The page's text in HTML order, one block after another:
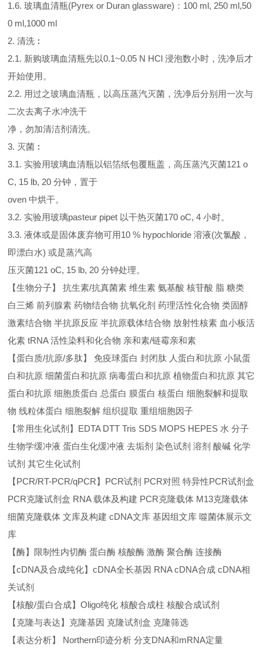
1.6. 玻璃血清瓶(Pyrex or Duran glassware)：100 ml, 250 ml,50
0 ml,1000 ml
2. 清洗︰
2.1. 新购玻璃血清瓶先以0.1~0.05 N HCl 浸泡数小时，洗净后才
开始使用。
2.2. 用过之玻璃血清瓶，以高压蒸汽灭菌，洗净后分别用一次与
二次去离子水冲洗干
净，勿加清洁剂清洗。
3. 灭菌︰
3.1. 实验用玻璃血清瓶以铝箔纸包覆瓶盖，高压蒸汽灭菌121 o
C, 15 lb, 20 分钟，置于
oven 中烘干。
3.2. 实验用玻璃pasteur pipet 以干热灭菌170 oC, 4 小时。
3.3. 液体或是固体废弃物可用10 % hypochloride 溶液(次氯酸，
即漂白水) 或是蒸汽高
压灭菌121 oC, 15 lb, 20 分钟处理。
【生物分子】 抗生素/抗真菌素 维生素 氨基酸 核苷酸 脂 糖类
白三烯 前列腺素 药物结合物 抗氧化剂 药理活性化合物 类固醇
激素结合物 半抗原反应 半抗原载体结合物 放射性核素 血小板活
化素 tRNA 活性染料和化合物 亲和素/链霉亲和素
【蛋白质/抗原/多肽】 免疫球蛋白 封闭肽 人蛋白和抗原 小鼠蛋
白和抗原 细菌蛋白和抗原 病毒蛋白和抗原 植物蛋白和抗原 其它
蛋白和抗原 细胞质蛋白 总蛋白 膜蛋白 核蛋白 细胞裂解和提取
物 线粒体蛋白 细胞裂解 组织提取 重组细胞因子
【常用生化试剂】EDTA DTT Tris SDS MOPS HEPES 水 分子
生物学缓冲液 蛋白生化缓冲液 去垢剂 染色试剂 溶剂 酸碱 化学
试剂 其它生化试剂
【PCR/RT-PCR/qPCR】PCR试剂 PCR对照 特异性PCR试剂盒
PCR克隆试剂盒 RNA 载体及构建 PCR克隆载体 M13克隆载体
细菌克隆载体 文库及构建 cDNA文库 基因组文库 噬菌体展示文
库
【酶】限制性内切酶 蛋白酶 核酸酶 激酶 聚合酶 连接酶
【cDNA及合成纯化】cDNA全长基因 RNA cDNA合成 cDNA相
关试剂
【核酸/蛋白合成】Oligo纯化 核酸合成柱 核酸合成试剂
【克隆与表达】克隆基因 克隆试剂盒 克隆筛选
【表达分析】 Northern印迹分析 分支DNA和mRNA定量